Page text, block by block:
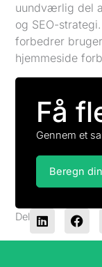
uundværlig del
og SEO-
forbedrer
hjemmeside
Få
Gennem et
Beregn
Del